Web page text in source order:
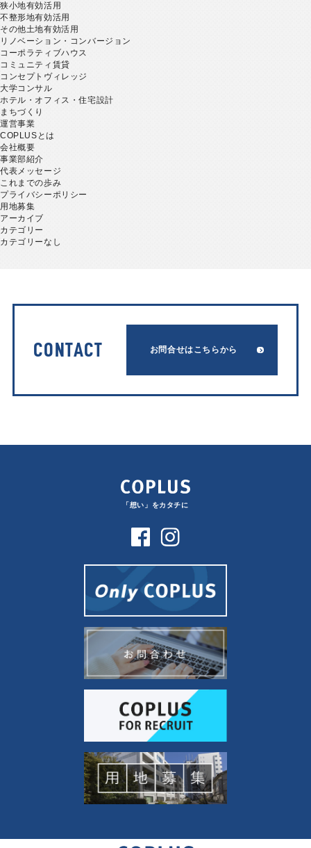
狭小地有効活用
不整形地有効活用
その他土地有効活用
リノベーション・コンバージョン
コーポラティブハウス
コミュニティ賃貸
コンセプトヴィレッジ
大学コンサル
ホテル・オフィス・住宅設計
まちづくり
運営事業
COPLUSとは
会社概要
事業部紹介
代表メッセージ
これまでの歩み
プライバシーポリシー
用地募集
アーカイブ
カテゴリー
カテゴリーなし
CONTACT お問合せはこちらから
「想い」をカタチに